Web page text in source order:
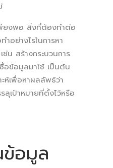
ยงพอ สิ่งที่ต้องทำต่อ
ำอย่างไรในการหา
น สร้างกระบวนการ
อข้อมูลมาใช้ เป็นต้น
ห์เพื่อหาผลลัพธ์ว่า
ลุเป้าหมายที่ตั้งไว้หรือ
ข้อมูล